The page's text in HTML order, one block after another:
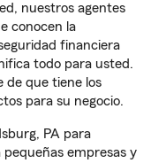
nuestros agentes
conocen la
financiera
todo para usted.
de que tiene los
para su negocio.
PA para
empresas y